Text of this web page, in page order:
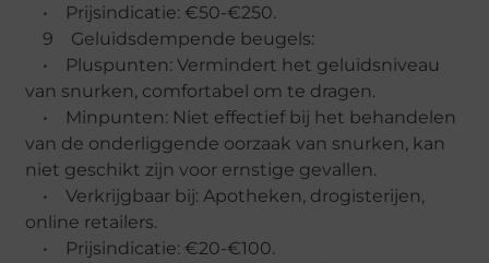
• Prijsindicatie: €50-€250.
9 Geluidsdempende beugels:
• Pluspunten: Vermindert het geluidsniveau
van snurken, comfortabel om te dragen.
• Minpunten: Niet effectief bij het behandelen
van de onderliggende oorzaak van snurken, kan
niet geschikt zijn voor ernstige gevallen.
• Verkrijgbaar bij: Apotheken, drogisterijen,
online retailers.
• Prijsindicatie: €20-€100.